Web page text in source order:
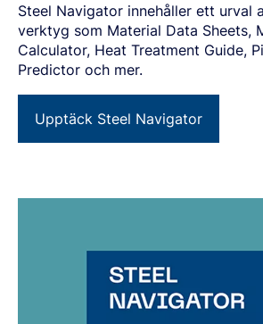
Steel Navigator innehåller ett urval
verktyg som Material Data Sheets,
Calculator, Heat Treatment Guide,
Predictor och mer.
Upptäck Steel Navigator